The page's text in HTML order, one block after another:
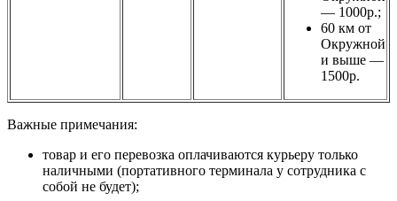
— 1000р.;
60 км от
Окружной
и выше —
1500р.
Важные примечания:
товар и его перевозка оплачиваются курьеру только
наличными (портативного терминала у сотрудника с
собой не будет);